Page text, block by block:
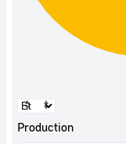
Production